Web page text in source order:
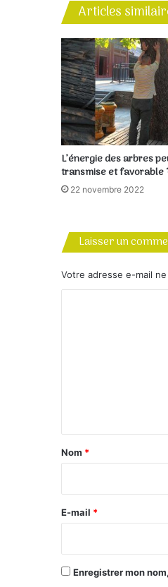
Articles
L’énergie des arbres
transmise et favorable
22 novembre 2022
Laisser un
Votre adresse e-mail
a
e
Nom *
E-mail *
Enregistrer mon